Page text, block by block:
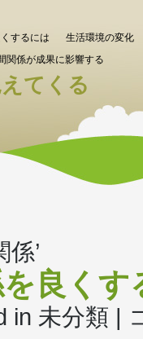
するには
生活環境の変化
関係が成果に影響する
てくる
’
良くす
in 未分類 |
場